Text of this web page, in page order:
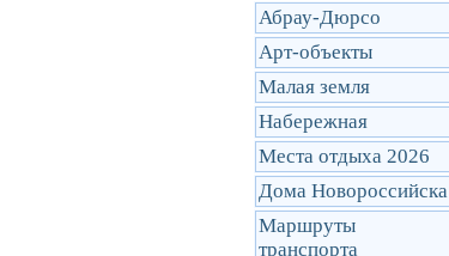
Абрау-Дюрсо
Арт-объекты
Малая земля
Набережная
Места отдыха 2026
Дома Новороссийска
Маршруты
транcпорта